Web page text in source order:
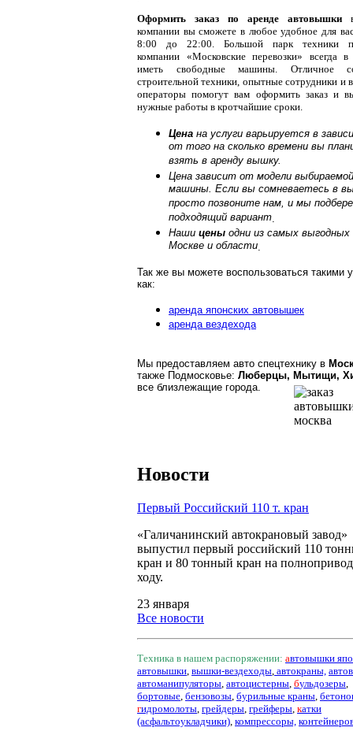
Оформить заказ по аренде автовышки
компании вы сможете в любое удобное для
8:00 до 22:00. Большой парк техники
компании «Московские перевозки» всегда в
иметь свободные машины. Отличное
строительной техники, опытные сотрудники и
операторы помогут вам оформить заказ и
нужные работы в кротчайшие сроки.
Цена на услуги варьируется в
от того на сколько времени вы
взять в аренду вышку.
Цена зависит от модели
машины. Если вы сомневаетесь в
просто позвоните нам, и мы
подходящий вариант
Наши цены одни из самых выгодных
Москве и области
Так же вы можете воспользоваться такими
как:
аренда японских автовышек
аренда вездехода
Мы предоставляем авто спецтехнику в
также Подмосковье: Люберцы, Мытищи,
все близлежащие города.
Новости
Первый Российский 110 т. кран
«Галичанинский автокрановый завод»
выпустил первый российский 110
кран и 80 тонный кран на
ходу.
23 января
Все новости
Техника в нашем распоряжении: автовышки
автовышки вышки-вездеходы автокраны,
автоманипуляторы автоцистерны бульдозеры
бортовые бензовозы бурильные краны
гидромолоты грейдеры грейферы катки
(асфальтоукладчики) компрессоры,